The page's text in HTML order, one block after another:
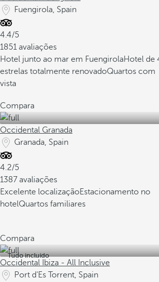
Fuengirola, Spain
4.4/5
1851 avaliações
Hotel junto ao mar em FuengirolaHotel de
estrelas totalmente renovadoQuartos com
vista
Compara
Occidental Granada
Granada, Spain
4.2/5
1387 avaliações
Excelente localizaçãoEstacionamento no
hotelQuartos familiares
Compara
Tudo incluído
Occidental Ibiza - All Inclusive
Port d'Es Torrent, Spain